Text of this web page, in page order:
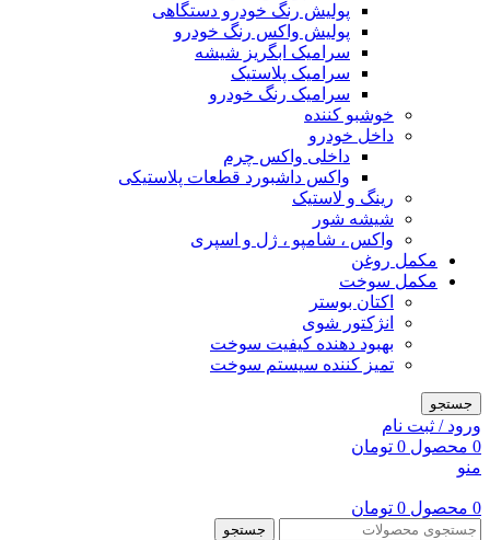
پولیش رنگ خودرو دستگاهی
پولیش واکس رنگ خودرو
سرامیک ابگریز شیشه
سرامیک پلاستیک
سرامیک رنگ خودرو
خوشبو کننده
داخل خودرو
داخلی واکس چرم
واکس داشبورد قطعات پلاستیکی
رینگ و لاستیک
شیشه شور
واکس ، شامپو ، ژل و اسپری
مکمل روغن
مکمل سوخت
اکتان بوستر
انژکتور شوی
بهبود دهنده کیفیت سوخت
تمیز کننده سیستم سوخت
جستجو
ورود / ثبت نام
0 محصول 0 تومان
منو
0 محصول 0 تومان
جستجو